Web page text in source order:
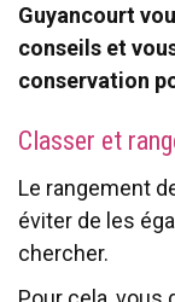
Guyancourt
conseils et
conservation
Classer et
Le rangement
éviter de les
chercher.